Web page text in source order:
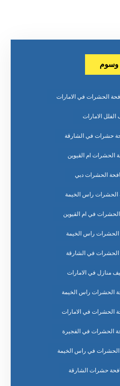
وسوم
الحشرات في الامارات
الفلل الامارات
حشرات في الشارقة
الحشرات ام القيوين
الحشرات دبي
الحشرات راس الخيمة
في ام القيوين
راس الخيمة
في الشارقة
منازل في الامارات
الحشرات راس الخيمة
الحشرات في الامارات
الحشرات في الفجيرة
في راس الخيمة
حشرات الشارقة